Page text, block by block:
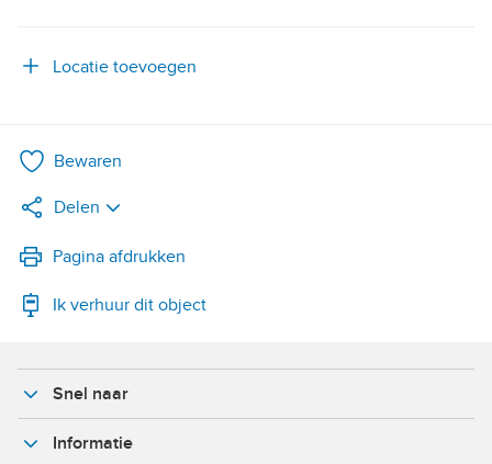
Locatie toevoegen
Bewaren
Delen
LinkedIn
WhatsApp
Facebook
Pagina afdrukken
Ik verhuur dit object
Snel naar
Informatie